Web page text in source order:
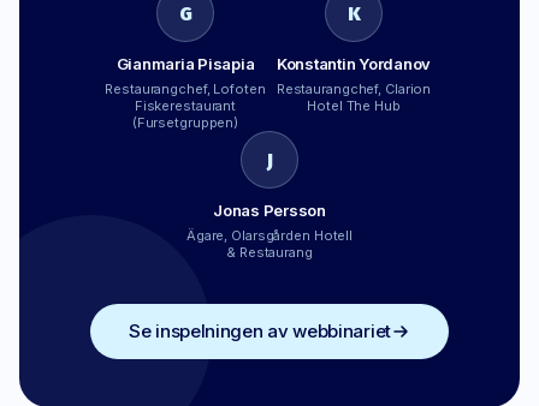
G
Gianmaria Pisapia
Restaurangchef, Lofoten
Fiskerestaurant
(Fursetgruppen)
K
Konstantin Yordanov
Restaurangchef, Clarion
Hotel The Hub
J
Jonas Persson
Ägare, Olarsgården Hotell
& Restaurang
Se inspelningen av webbinariet